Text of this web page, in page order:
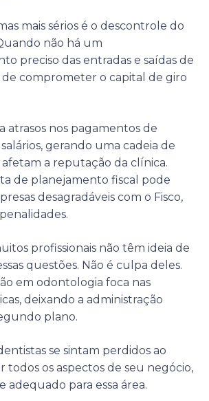
mais sérios é o descontrole do
não há um
preciso das entradas e saídas de
de comprometer o capital de giro
atrasos nos pagamentos de
gerando uma cadeia de
a reputação da clínica.
de planejamento fiscal pode
desagradáveis com o Fisco,
profissionais não têm ideia de
questões. Não é culpa deles.
em odontologia foca nas
deixando a administração
plano.
se sintam perdidos ao
os aspectos de seu negócio,
adequado para essa área.